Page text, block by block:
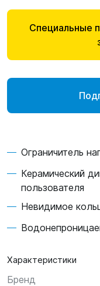
Специальные
Ограничитель
Керамический
пользователя
Невидимое
Характеристики
Бренд